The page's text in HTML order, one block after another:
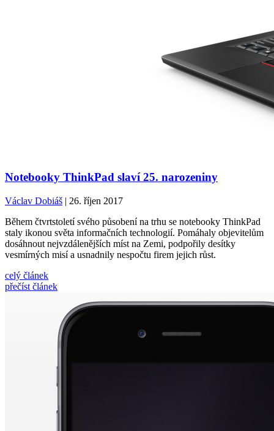
Notebooky ThinkPad slaví 25. narozeniny
Václav Dobiáš | 26. říjen 2017
Během čtvrtstoletí svého působení na trhu se notebooky ThinkPad
staly ikonou světa informačních technologií. Pomáhaly objevitelům
dosáhnout nejvzdálenějších míst na Zemi, podpořily desítky
vesmírných misí a usnadnily nespočtu firem jejich růst.
celý článek
přečíst článek